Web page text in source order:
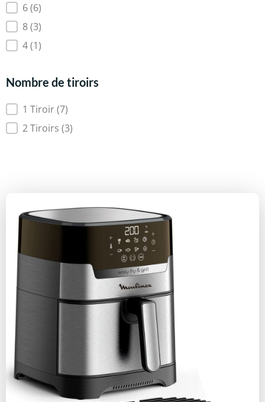
Nombre de personnes
6(6)
8(3)
4(1)
Nombre de tiroirs
Nombre de tiroirs
1 Tiroir(7)
2 Tiroirs (3)